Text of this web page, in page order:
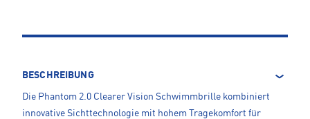
BESCHREIBUNG
Die Phantom 2.0 Clearer Vision Schwimmbrille kombiniert
innovative Sichttechnologie mit hohem Tragekomfort für